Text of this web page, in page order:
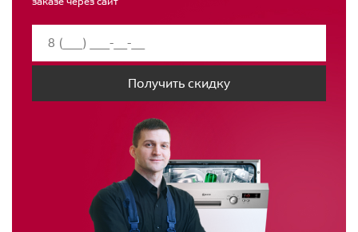
Получить скидку